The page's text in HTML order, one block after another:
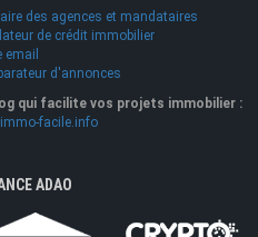
des agences et mandataires
de crédit immobilier
email
d'annonces
qui facilite vos projets immobilier :
facile.info
ADAO